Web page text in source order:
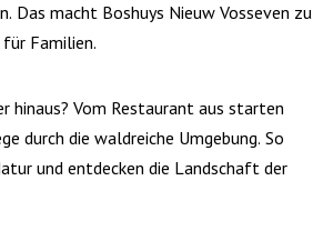
Das macht Boshuys Nieuw Vosseven zu
Familien.
hinaus? Vom Restaurant aus starten
durch die waldreiche Umgebung. So
und entdecken die Landschaft der